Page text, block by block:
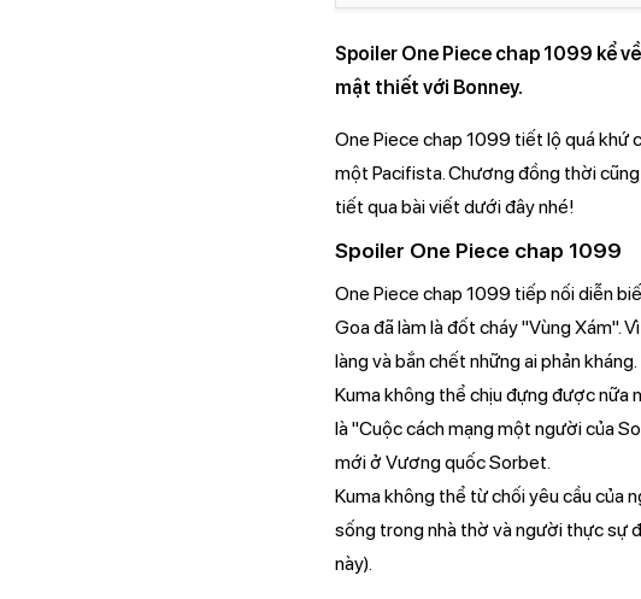
Spoiler One Piece chap 1099 kể
mật thiết với Bonney.
One Piece chap 1099 tiết lộ quá khứ
một Pacifista. Chương đồng thời
tiết qua bài viết dưới đây nhé!
Spoiler One Piece chap 1099
One Piece chap 1099 tiếp nối diễn
Goa đã làm là đốt cháy "Vùng Xám".
làng và bắn chết những ai phản kháng.
Kuma không thể chịu đựng được nữa
là "Cuộc cách mạng một người của
mới ở Vương quốc Sorbet.
Kuma không thể từ chối yêu cầu của
sống trong nhà thờ và người thực sự
này).